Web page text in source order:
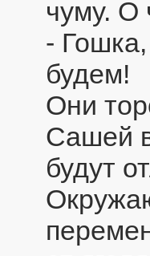
чуму. О
-
будем!
Они
Сашей
будут